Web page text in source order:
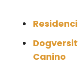
Canino